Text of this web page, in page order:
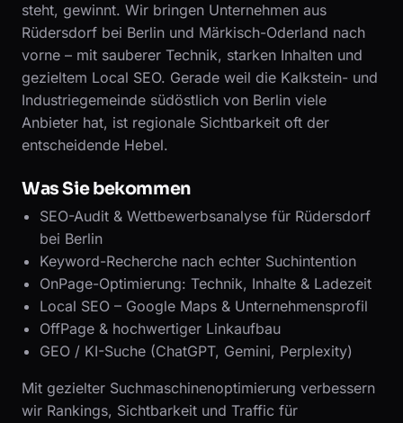
steht, gewinnt. Wir bringen Unternehmen aus
Rüdersdorf bei Berlin und Märkisch-Oderland nach
vorne – mit sauberer Technik, starken Inhalten und
gezieltem Local SEO. Gerade weil die Kalkstein- und
Industriegemeinde südöstlich von Berlin viele
Anbieter hat, ist regionale Sichtbarkeit oft der
entscheidende Hebel.
Was Sie bekommen
SEO-Audit & Wettbewerbsanalyse für Rüdersdorf
bei Berlin
Keyword-Recherche nach echter Suchintention
OnPage-Optimierung: Technik, Inhalte & Ladezeit
Local SEO – Google Maps & Unternehmensprofil
OffPage & hochwertiger Linkaufbau
GEO / KI-Suche (ChatGPT, Gemini, Perplexity)
Mit gezielter Suchmaschinenoptimierung verbessern
wir Rankings, Sichtbarkeit und Traffic für